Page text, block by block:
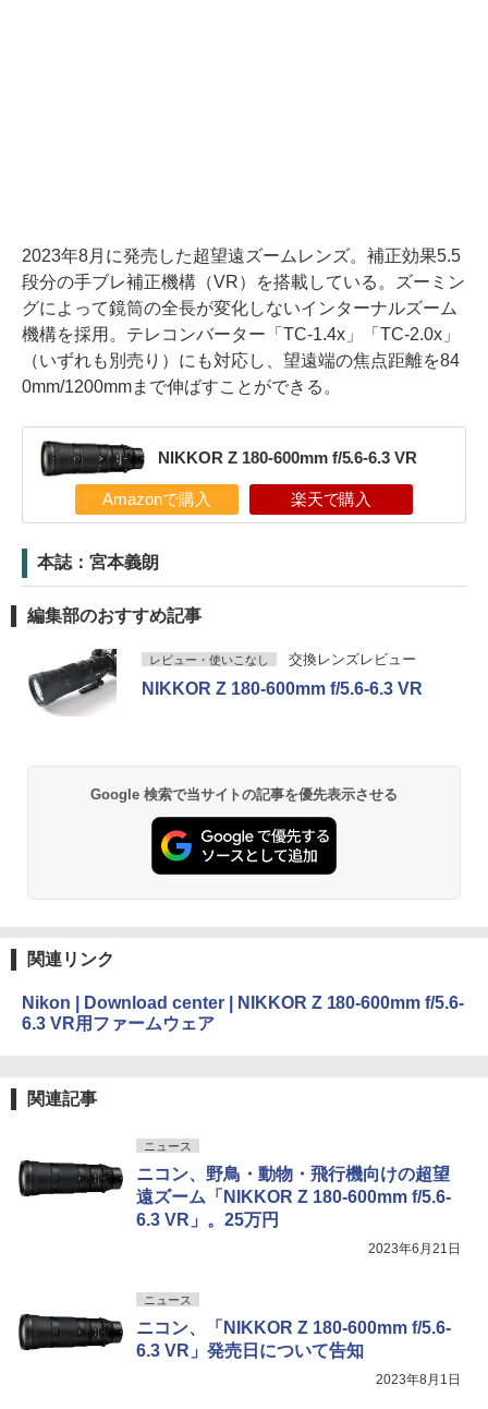
2023年8月に発売した超望遠ズームレンズ。補正効果5.5
段分の手ブレ補正機構（VR）を搭載している。ズーミン
グによって鏡筒の全長が変化しないインターナルズーム
機構を採用。テレコンバーター「TC-1.4x」「TC-2.0x」
（いずれも別売り）にも対応し、望遠端の焦点距離を84
0mm/1200mmまで伸ばすことができる。
NIKKOR Z 180-600mm f/5.6-6.3 VR
Amazonで購入 楽天で購入
本誌：宮本義朗
編集部のおすすめ記事
レビュー・使いこなし 交換レンズレビュー
NIKKOR Z 180-600mm f/5.6-6.3 VR
Google 検索で当サイトの記事を優先表示させる
関連リンク
Nikon | Download center | NIKKOR Z 180-600mm f/5.6-
6.3 VR用ファームウェア
関連記事
ニュース
ニコン、野鳥・動物・飛行機向けの超望
遠ズーム「NIKKOR Z 180-600mm f/5.6-
6.3 VR」。25万円
2023年6月21日
ニュース
ニコン、「NIKKOR Z 180-600mm f/5.6-
6.3 VR」発売日について告知
2023年8月1日